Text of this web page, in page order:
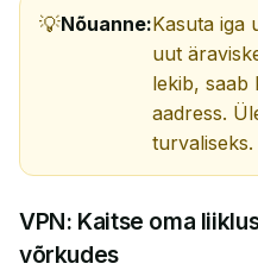
Nõuanne:Kasuta iga
uut
lekib, saab
aadress.
turvaliseks.
VPN: Kaitse oma
võrkudes